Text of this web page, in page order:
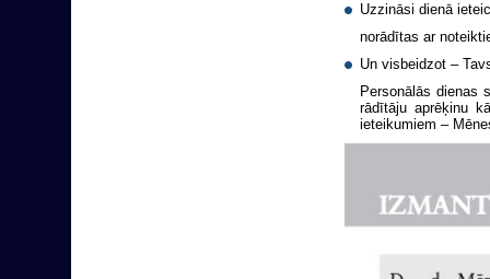
Uzzināsi dienā
norādītas ar
Un visbeidzot –
Personālās dienas
rādītāju aprēķinu
ieteikumiem –